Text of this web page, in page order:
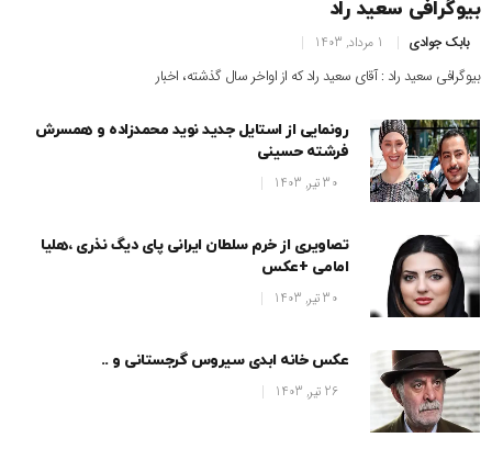
بیوگرافی سعید راد
بابک جوادی 1 مرداد, 1403
بیوگرافی سعید راد : آقای سعید راد که از اواخر سال گذشته، اخبار
رونمایی از استایل جدید نوید محمدزاده و همسرش
فرشته حسینی
30 تیر, 1403
تصاویری از خرم سلطان ایرانی پای دیگ نذری ،هلیا
امامی +عکس
30 تیر, 1403
عکس خانه ابدی سیروس گرجستانی و ..
26 تیر, 1403